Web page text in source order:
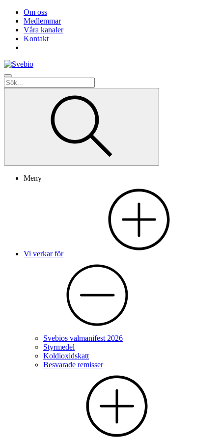
Om oss
Medlemmar
Våra kanaler
Kontakt
Meny
Vi verkar för
Svebios valmanifest 2026
Styrmedel
Koldioxidskatt
Besvarade remisser